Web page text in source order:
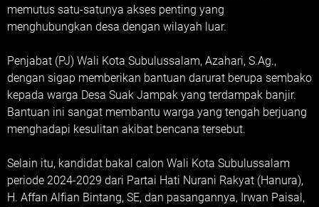
memutus satu-satunya akses penting yang
menghubungkan desa dengan wilayah luar.
Penjabat (PJ) Wali Kota Subulussalam, Azahari, S.Ag.,
dengan sigap memberikan bantuan darurat berupa sembako
kepada warga Desa Suak Jampak yang terdampak banjir.
Bantuan ini sangat membantu warga yang tengah berjuang
menghadapi kesulitan akibat bencana tersebut.
Selain itu, kandidat bakal calon Wali Kota Subulussalam
periode 2024-2029 dari Partai Hati Nurani Rakyat (Hanura),
H. Affan Alfian Bintang, SE, dan pasangannya, Irwan Paisal,